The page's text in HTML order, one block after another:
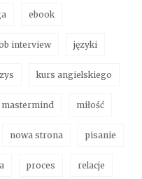
ebook
interview języki
kurs angielskiego
mastermind miłość
nowa strona pisanie
proces relacje